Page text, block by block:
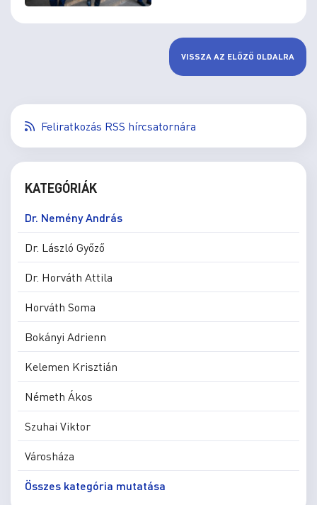
VISSZA AZ ELŐZŐ OLDALRA
Feliratkozás RSS hírcsatornára
KATEGÓRIÁK
Dr. Nemény András
Dr. László Győző
Dr. Horváth Attila
Horváth Soma
Bokányi Adrienn
Kelemen Krisztián
Németh Ákos
Szuhai Viktor
Városháza
Összes kategória mutatása